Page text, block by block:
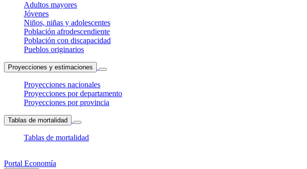
Adultos mayores
Jóvenes
Niños, niñas y adolescentes
Población afrodescendiente
Población con discapacidad
Pueblos originarios
Proyecciones y estimaciones
Proyecciones nacionales
Proyecciones por departamento
Proyecciones por provincia
Tablas de mortalidad
Tablas de mortalidad
Portal Economía